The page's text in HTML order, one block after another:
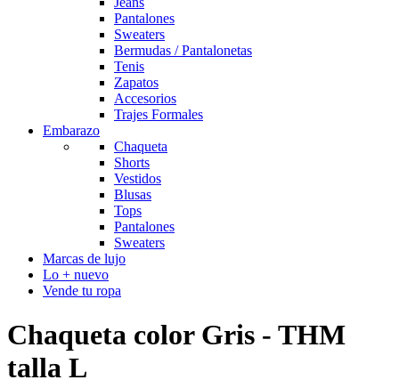
Pantalones
Sweaters
Bermudas / Pantalonetas
Tenis
Zapatos
Accesorios
Trajes Formales
Embarazo
Chaqueta
Shorts
Vestidos
Blusas
Tops
Pantalones
Sweaters
Marcas de lujo
Lo + nuevo
Vende tu ropa
Chaqueta color Gris - THM
talla L